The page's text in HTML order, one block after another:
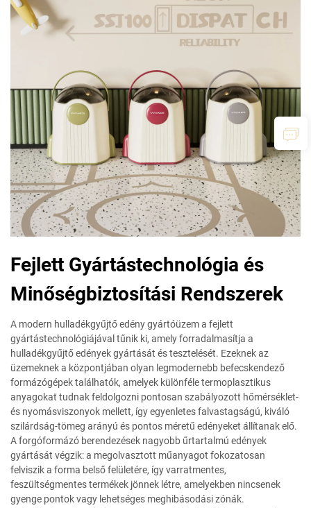
Fejlett Gyártástechnológia és
Minőségbiztosítási Rendszerek
A modern hulladékgyűjtő edény gyártóüzem a fejlett
gyártástechnológiájával tűnik ki, amely forradalmasítja a
hulladékgyűjtő edények gyártását és tesztelését. Ezeknek az
üzemeknek a központjában olyan legmodernebb befecskendező
formázógépek találhatók, amelyek különféle termoplasztikus
anyagokat tudnak feldolgozni pontosan szabályozott hőmérséklet-
és nyomásviszonyok mellett, így egyenletes falvastagságú, kiváló
szilárdság-tömeg arányú és pontos méretű edényeket állítanak elő.
A forgóformázó berendezések nagyobb űrtartalmú edények
gyártását végzik: a megolvasztott műanyagot fokozatosan
felviszik a forma belső felületére, így varratmentes,
feszültségmentes termékek jönnek létre, amelyekben nincsenek
gyenge pontok vagy lehetséges meghibásodási zónák.